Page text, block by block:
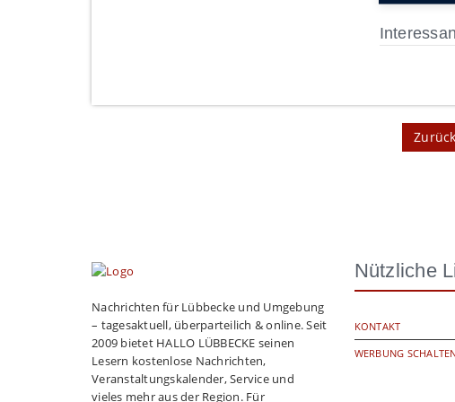
Nachrichten für Lübbecke und Umgebung
– tagesaktuell, überparteilich & online. Seit
2009 bietet HALLO LÜBBECKE seinen
Lesern kostenlose Nachrichten,
Veranstaltungskalender, Service und
vieles mehr aus der Region. Für
Nützliche
KONTAKT
WERBUNG